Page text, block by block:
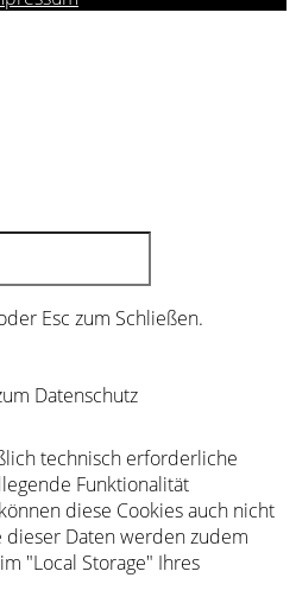
Esc zum Schließen.
Datenschutz
technisch erforderliche
Funktionalität
diese Cookies auch nicht
Daten werden zudem
"Local Storage" Ihres